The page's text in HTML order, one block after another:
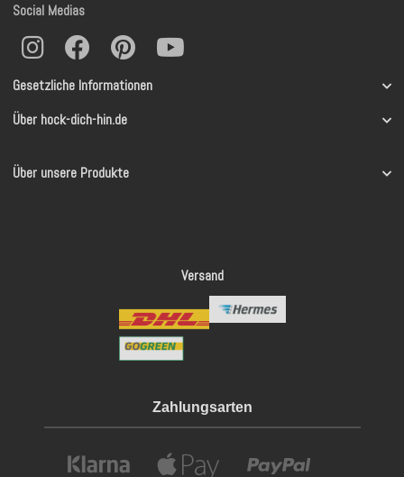
Gesetzliche Informationen
Über hock-dich-hin.de
Über unsere Produkte
Social Medias
Versand
Zahlungsarten